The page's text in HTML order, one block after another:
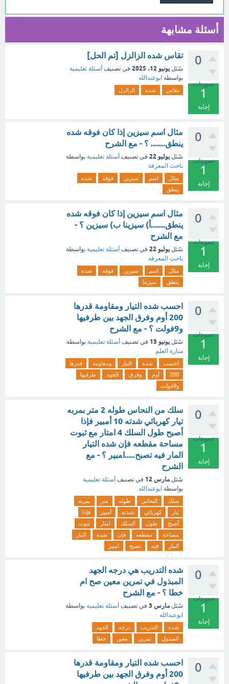
أسئلة مشابهة
0
تصويتات
1
إجابة
تقاس شده الزالزل [تم الحل]
سُئل يونيو 12، 2025 في تصنيف أسئلة تعليمية
بواسطة ابوعبدالله
تقاس شده الزالزل
0
تصويتات
1
إجابة
مثال اسم سيزين إذا كان فوقه شده
ينطق....... ؟ - مع الشرح
سُئل يوليو 22 في تصنيف أسئلة تعليمية بواسطة
باحث المعرفة
مثال اسم سيزين فوقه
شده
ينطق
0
تصويتات
1
إجابة
مثال اسم سيزين إذا كان فوقه شده
ينطق.......أ) سيزينا ب) سيزين ؟ -
مع الشرح
سُئل يوليو 22 في تصنيف أسئلة تعليمية بواسطة
باحث المعرفة
مثال اسم سيزين فوقه
شده
ينطق
سيزينا
0
تصويتات
1
إجابة
احسب شده التيار ومقاومة قدرها
200 أوم وفرق الجهد بين طرفيها
و9فولت ؟ - مع الشرح
سُئل يونيو 13 في تصنيف أسئلة تعليمية بواسطة
منارة العلم
احسب شده التيار ومقاومة
قدرها
200
أوم وفرق الجهد
طرفيها
و9فولت
0
تصويتات
1
إجابة
سلك من النحاس طوله 2 متر بمربه
تيار كهربائي شدته 10 أمبير فإذا
أصبح طول السلك 4 امتار مع ثبوت
مساحة مقطعه فإن شده التيار
المار فيه تصبح.....امبير ؟ - مع
الشرح
سُئل مارس 12 في تصنيف أسئلة تعليمية
بواسطة ابوعبدالله
سلك النحاس طوله متر
بمربه
تيار
كهربائي شدته أمبير
فإذا
أصبح
طول السلك امتار
ثبوت
مساحة
مقطعه فإن شده
التيار
المار
فيه تصبح امبير
0
تصويتات
1
إجابة
شده التدريب هي درجه الجهد
المبذول في تمرين معين صح ام
خطا ؟ - مع الشرح
سُئل مارس 3 في تصنيف أسئلة تعليمية بواسطة
ابوعبدالله
شده التدريب درجه
الجهد
المبذول
تمرين معين خطا
0
احسب شده التيار ومقاومة قدرها
200 أوم وفرق الجهد بين طرفيها